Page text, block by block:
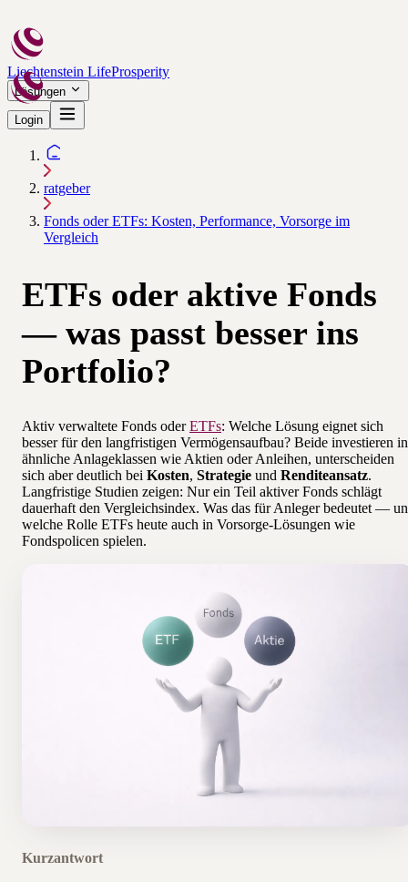
Liechtenstein LifeProsperity
Lösungen
Login
ratgeber
Fonds oder ETFs: Kosten, Performance, Vorsorge im
Vergleich
ETFs oder aktive Fonds
— was passt besser ins
Portfolio?
Aktiv verwaltete Fonds oderETFs: Welche Lösung eignet sich
besser für den langfristigen Vermögensaufbau? Beide investieren in
ähnliche Anlageklassen wie Aktien oder Anleihen, unterscheiden
sich aber deutlich bei Kosten, Strategie und Renditeansatz.
Langfristige Studien zeigen: Nur ein Teil aktiver Fonds schlägt
dauerhaft den Vergleichsindex. Was das für Anleger bedeutet —
welche Rolle ETFs heute auch in Vorsorge-Lösungen wie
Fondspolicen spielen.
Kurzantwort